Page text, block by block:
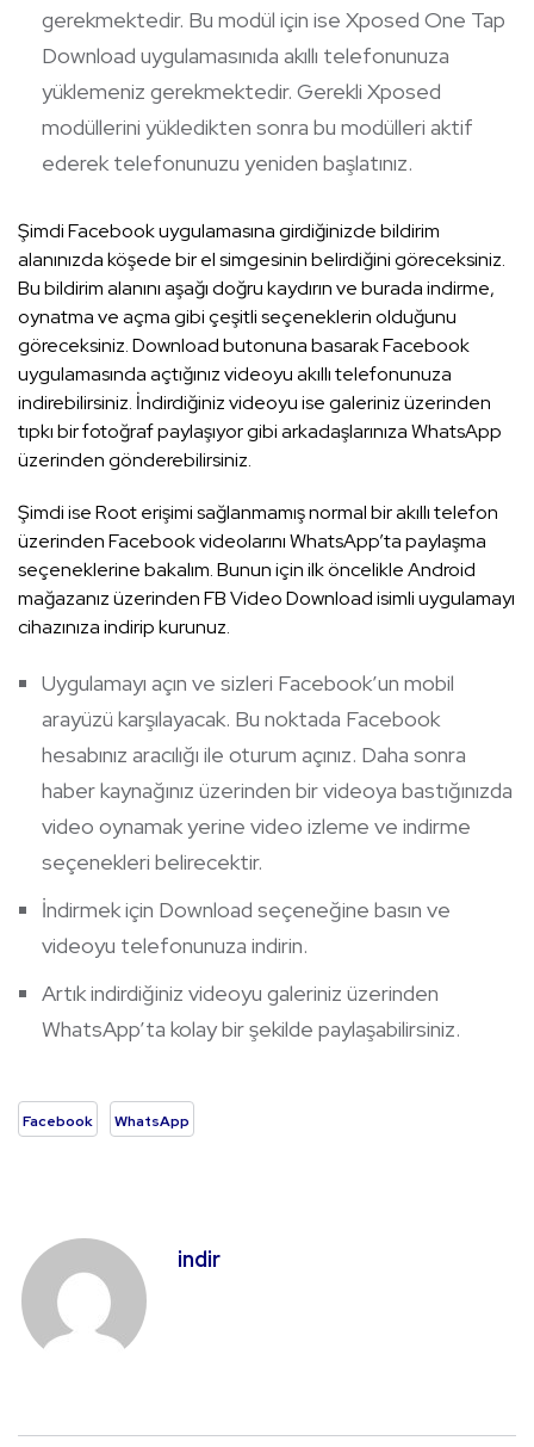
gerekmektedir. Bu modül için ise Xposed One Tap
Download uygulamasınıda akıllı telefonunuza
yüklemeniz gerekmektedir. Gerekli Xposed
modüllerini yükledikten sonra bu modülleri aktif
ederek telefonunuzu yeniden başlatınız.
Şimdi Facebook uygulamasına girdiğinizde bildirim
alanınızda köşede bir el simgesinin belirdiğini göreceksiniz.
Bu bildirim alanını aşağı doğru kaydırın ve burada indirme,
oynatma ve açma gibi çeşitli seçeneklerin olduğunu
göreceksiniz. Download butonuna basarak Facebook
uygulamasında açtığınız videoyu akıllı telefonunuza
indirebilirsiniz. İndirdiğiniz videoyu ise galeriniz üzerinden
tıpkı bir fotoğraf paylaşıyor gibi arkadaşlarınıza WhatsApp
üzerinden gönderebilirsiniz.
Şimdi ise Root erişimi sağlanmamış normal bir akıllı telefon
üzerinden Facebook videolarını WhatsApp’ta paylaşma
seçeneklerine bakalım. Bunun için ilk öncelikle Android
mağazanız üzerinden FB Video Download isimli uygulamayı
cihazınıza indirip kurunuz.
Uygulamayı açın ve sizleri Facebook’un mobil
arayüzü karşılayacak. Bu noktada Facebook
hesabınız aracılığı ile oturum açınız. Daha sonra
haber kaynağınız üzerinden bir videoya bastığınızda
video oynamak yerine video izleme ve indirme
seçenekleri belirecektir.
İndirmek için Download seçeneğine basın ve
videoyu telefonunuza indirin.
Artık indirdiğiniz videoyu galeriniz üzerinden
WhatsApp’ta kolay bir şekilde paylaşabilirsiniz.
Facebook WhatsApp
indir